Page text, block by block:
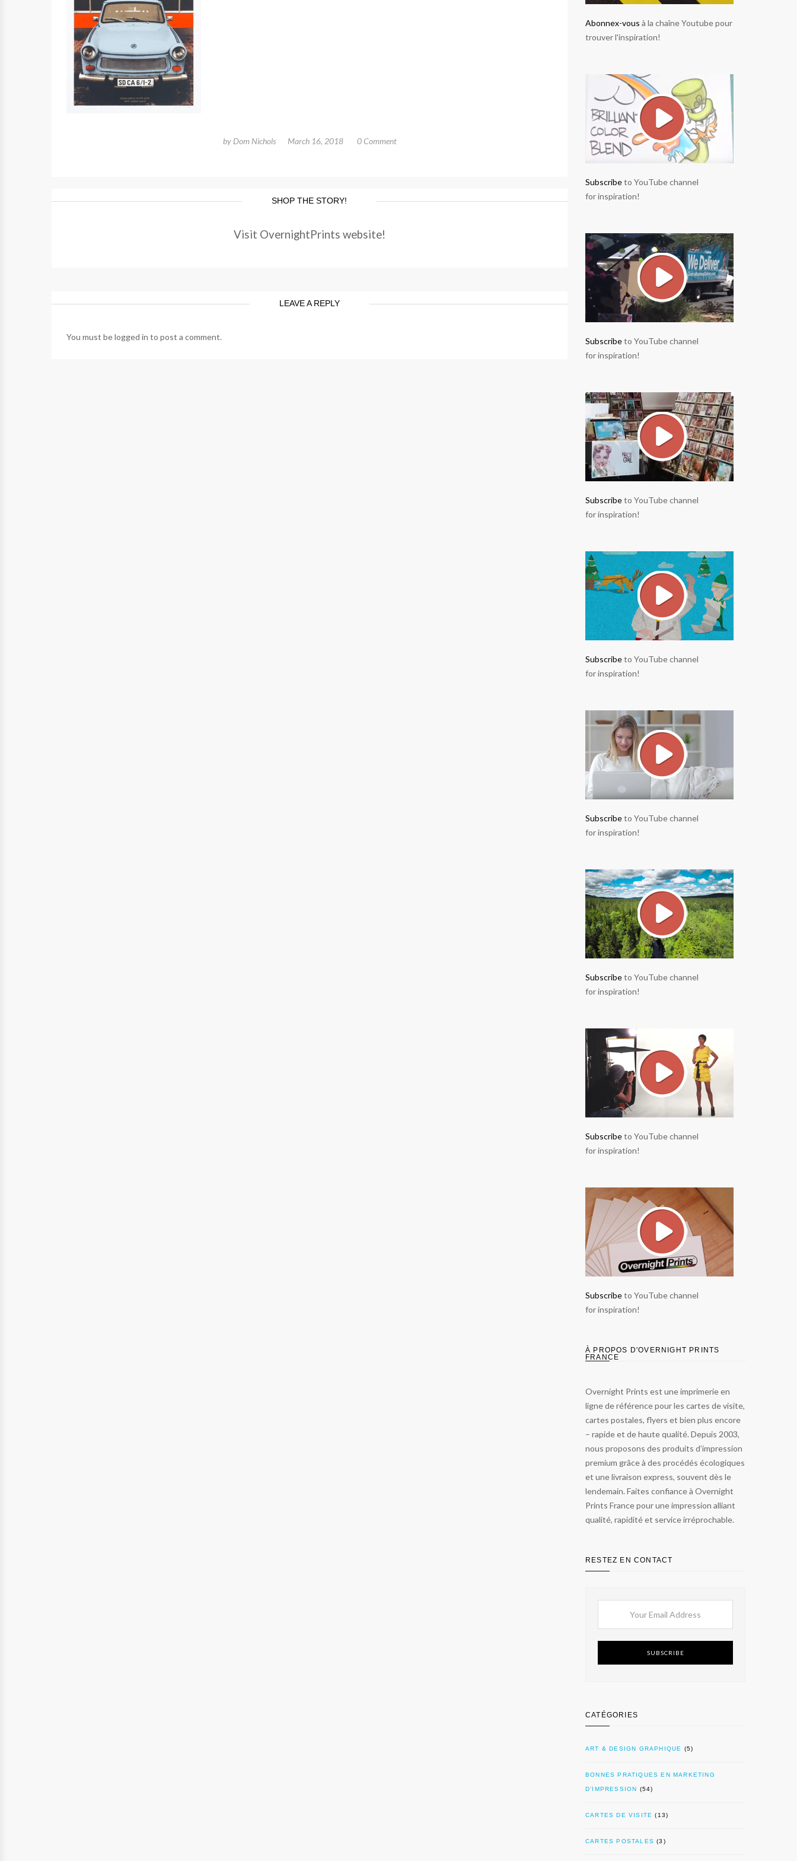
by Dom Nichols March 16, 2018 0 Comment
SHOP THE STORY!
Visit OvernightPrints website!
LEAVE A REPLY
You must belogged in to post a comment.
Abonnex-vous à la chaîne Youtube pour
trouver l'inspiration!
Subscribeto YouTube channel
for inspiration!
Subscribeto YouTube channel
for inspiration!
Subscribeto YouTube channel
for inspiration!
Subscribeto YouTube channel
for inspiration!
Subscribeto YouTube channel
for inspiration!
Subscribeto YouTube channel
for inspiration!
Subscribeto YouTube channel
for inspiration!
Subscribeto YouTube channel
for inspiration!
À PROPOS D'OVERNIGHT PRINTS
FRANCE
Overnight Prints est une imprimerie en
ligne de référence pour les cartes de visite,
cartes postales, flyers et bien plus encore
– rapide et de haute qualité. Depuis 2003,
nous proposons des produits d’impression
premium grâce à des procédés écologiques
et une livraison express, souvent dès le
lendemain. Faites confiance à Overnight
Prints France pour une impression alliant
qualité, rapidité et service irréprochable.
RESTEZ EN CONTACT
SUBSCRIBE
CATÉGORIES
ART & DESIGN GRAPHIQUE (5)
BONNES PRATIQUES EN MARKETING
D’IMPRESSION (54)
CARTES DE VISITE (13)
CARTES POSTALES (3)